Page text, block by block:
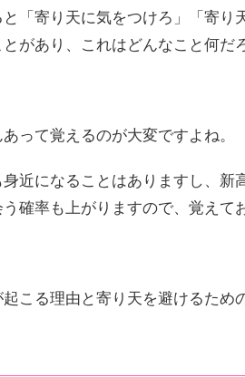
「寄り天に気をつけろ」「寄り
があり、これはどんなこと何だ
って覚えるのが大変ですよね。
身近になることはありますし、
確率も上がりますので、覚えて
こる理由と寄り天を避けるため